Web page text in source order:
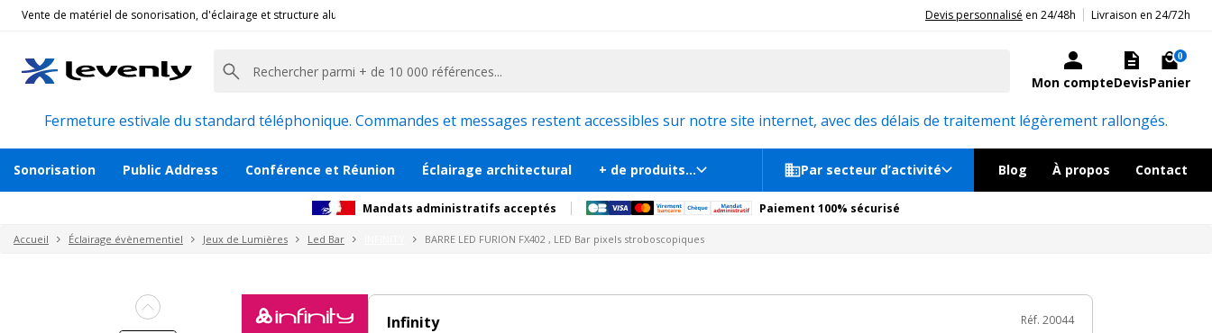
Vente de matériel de sonorisation, d'éclairage et structure alu pour l'évènementiel et la communication, stand exposition, scène, podium et estrade, etc. | 20ans d'expérience aux côtés des professionnels et acteurs publics.
Devis personnalisé en 24/48h Livraison en 24/72h
Mon compteDevisPanier
0
Fermeture estivale du standard téléphonique. Commandes et messages restent accessibles sur notre site internet, avec des délais de traitement légèrement rallongés.
Sonorisation Public Address Conférence et Réunion Éclairage architectural + de produits... Par secteur d’activité Blog À propos Contact
Mandats administratifs acceptés Paiement 100% sécurisé
Accueil Éclairage évènementiel Jeux de Lumières Led Bar BARRE LED FURION FX402 , LED Bar pixels stroboscopiques
Infinity
Réf. 20044